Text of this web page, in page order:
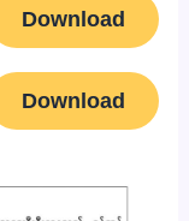
Download
Download